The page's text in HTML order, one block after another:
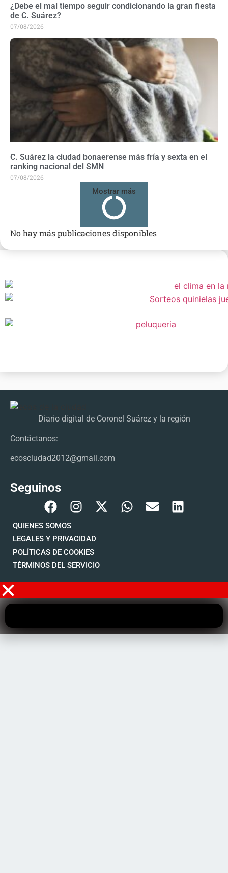
¿Debe el mal tiempo seguir condicionando la gran fiesta
de C. Suárez?
07/08/2026
C. Suárez la ciudad bonaerense más fría y sexta en el
ranking nacional del SMN
07/08/2026
Mostrar más
No hay más publicaciones disponibles
Diario digital de Coronel Suárez y la región
Contáctanos:
ecosciudad2012@gmail.com
Seguinos
QUIENES SOMOS
LEGALES Y PRIVACIDAD
POLÍTICAS DE COOKIES
TÉRMINOS DEL SERVICIO